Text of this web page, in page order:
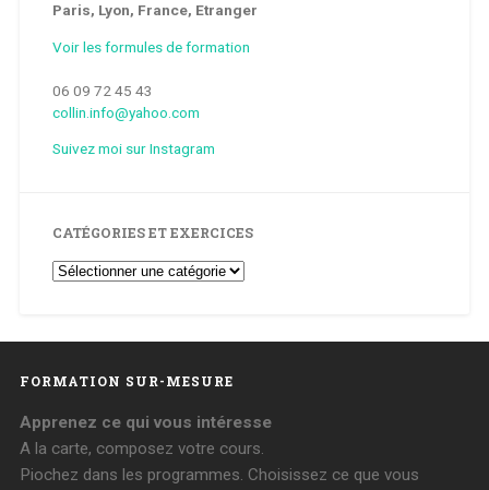
Paris, Lyon, France, Etranger
Voir les formules de formation
06 09 72 45 43
collin.info@yahoo.com
Suivez moi sur Instagram
CATÉGORIES ET EXERCICES
Catégories
et
FORMATION SUR-MESURE
Apprenez ce qui vous intéresse
A la carte, composez votre cours.
Piochez dans les programmes. Choisissez ce que vous